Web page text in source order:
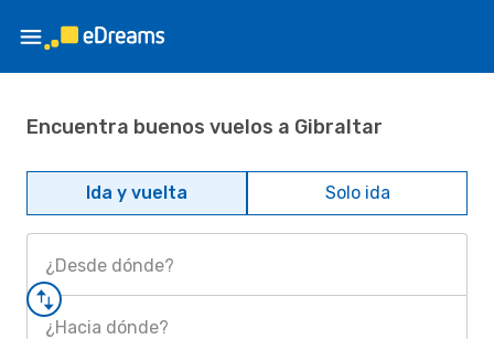
Encuentra buenos vuelos a Gibraltar
Ida y vuelta Solo ida
¿Desde dónde?
¿Hacia dónde?